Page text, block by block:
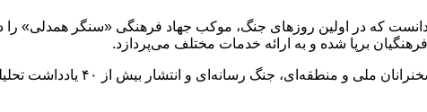
دانست که در اولین روزهای جنگ، موکب جهاد فرهنگی «سنگر همدلی»
وی افزود: راه‌اندازی نمایشگاه شهدای